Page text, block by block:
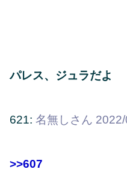
パレス、ジュラだよ
621: 名無しさん
>>607